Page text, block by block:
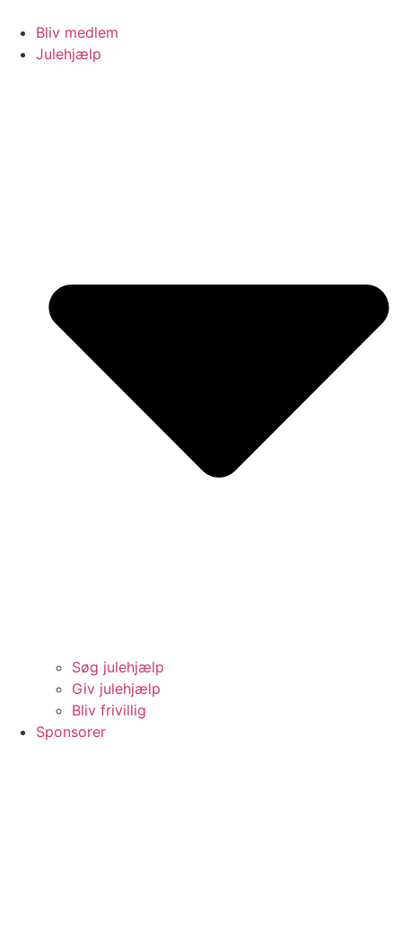
indhold
Bliv medlem
Julehjælp
Søg julehjælp
Giv julehjælp
Bliv frivillig
Sponsorer